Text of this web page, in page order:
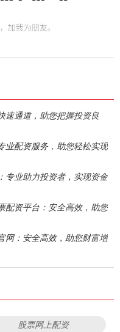
速通道，助您把握投资良
业配资服务，助您轻松实现
专业助力投资者，实现资金
配资平台：安全高效，助您
网：安全高效，助您财富增
股票网上配资